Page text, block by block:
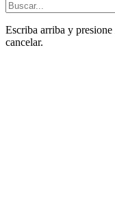
Escriba arriba y presione
cancelar.